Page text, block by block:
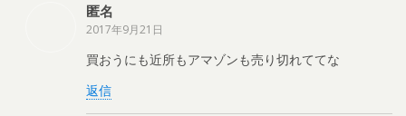
匿名
2017年9月21日
買おうにも近所もアマゾンも売り切れててな
返信